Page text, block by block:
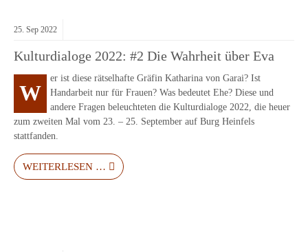
25. Sep 2022
Kulturdialoge 2022: #2 Die Wahrheit über Eva
W
er ist diese rätselhafte Gräfin Katharina von Garai? Ist
Handarbeit nur für Frauen? Was bedeutet Ehe? Diese und
andere Fragen beleuchteten die Kulturdialoge 2022, die heuer
zum zweiten Mal vom 23. – 25. September auf Burg Heinfels
stattfanden.
WEITERLESEN …